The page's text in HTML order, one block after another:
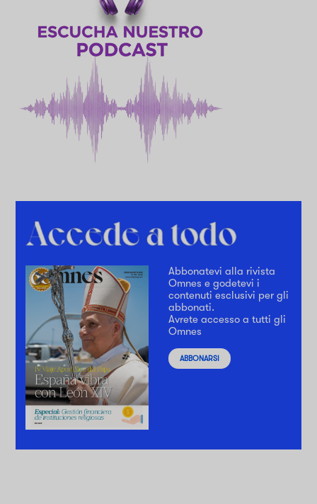
Abbonatevi alla rivista
Omnes e godetevi i
contenuti esclusivi per gli
abbonati.
Avrete accesso a tutti gli
Omnes
ABBONARSI